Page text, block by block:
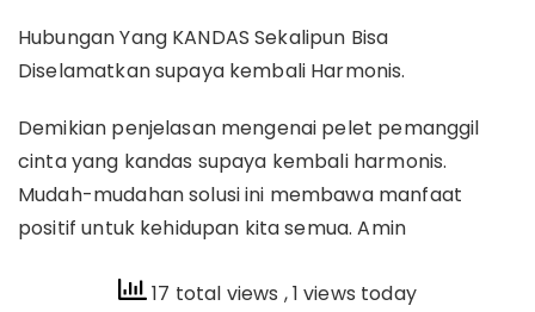
Hubungan Yang KANDAS Sekalipun Bisa
Diselamatkan supaya kembali Harmonis.
Demikian penjelasan mengenai pelet pemanggil
cinta yang kandas supaya kembali harmonis.
Mudah-mudahan solusi ini membawa manfaat
positif untuk kehidupan kita semua. Amin
17 total views , 1 views today